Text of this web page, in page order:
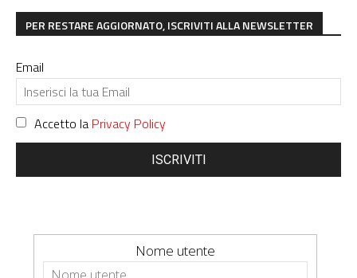
PER RESTARE AGGIORNATO, ISCRIVITI ALLA NEWSLETTER
Email
Accetto la Privacy Policy
ISCRIVITI
Nome utente